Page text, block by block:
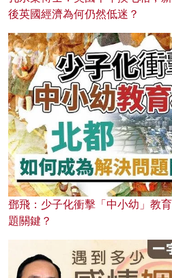
後英國經濟為何仍然低迷？
鄧飛：少子化衝擊「中小幼」教
題關鍵？